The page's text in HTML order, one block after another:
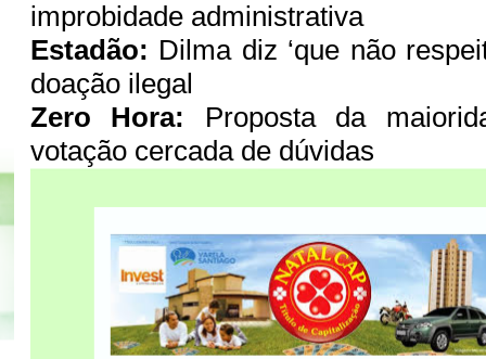
improbidade administrativa
Estadão: Dilma diz ‘que não
doação ilegal
Zero Hora: Proposta da
votação cercada de dúvidas